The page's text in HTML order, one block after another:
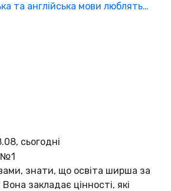
та англійська мови люблять…
сьогодні
№1
знати, що освіта ширша за
закладає цінності, які